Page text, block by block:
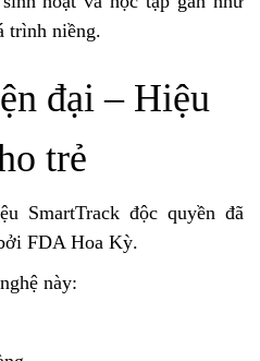
trình niềng.
đại – Hiệu
trẻ
SmartTrack độc quyền đã
FDA Hoa Kỳ.
này: